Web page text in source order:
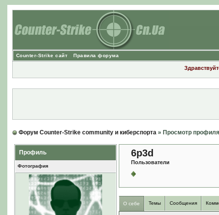
Counter-Strike сайт Правила форума
Форум Counter-Strike community и киберспорта» Просмотр профиля
Профиль
Фотография
6p3d
Пользователи
О себе Темы Сообщения